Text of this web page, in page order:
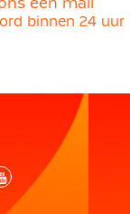
binnen 24 uur